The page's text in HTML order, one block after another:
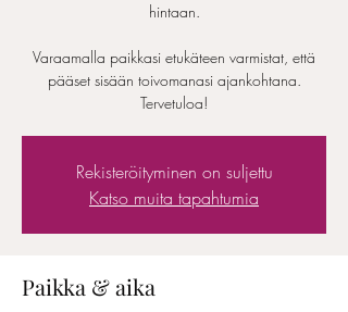
hintaan.
Varaamalla paikkasi etukäteen varmistat, että
pääset sisään toivomanasi ajankohtana.
Tervetuloa!
Rekisteröityminen on suljettu
Katso muita tapahtumia
Paikka & aika